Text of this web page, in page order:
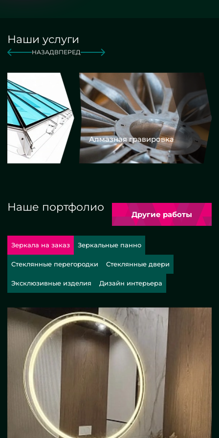
Наши услуги
НАЗАДВПЕРЕД
Алмазная гравировка
Наше портфолио
Другие работы
Зеркала на заказ Зеркальные панно
Стеклянные перегородки Стеклянные двери
Эксклюзивные изделия Дизайн интерьера